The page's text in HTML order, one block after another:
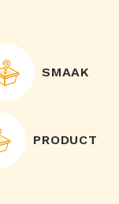
SMAAK
PRODUCT